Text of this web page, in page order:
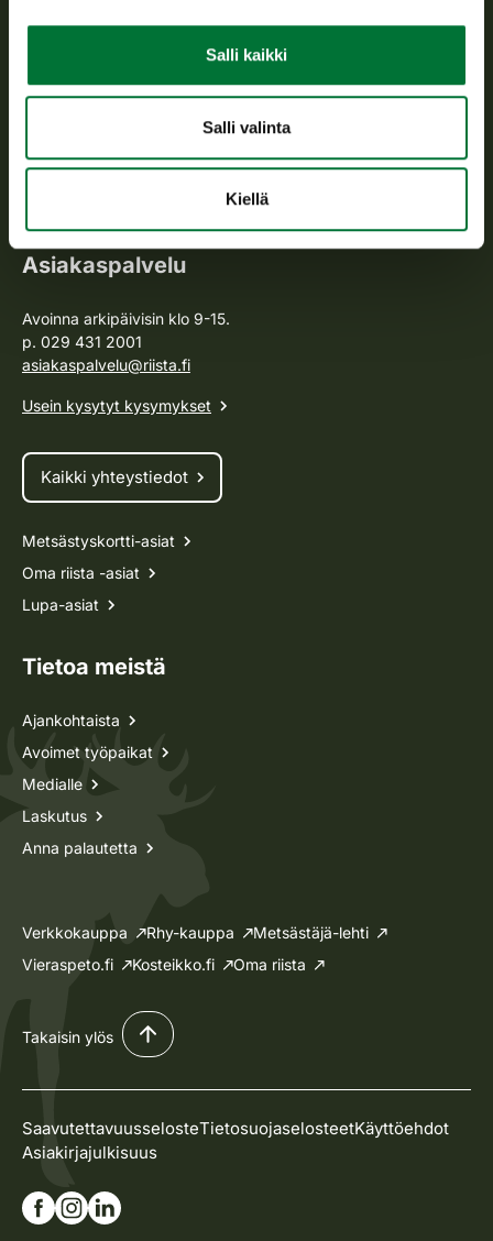
Salli kaikki
Salli valinta
Kiellä
Suomen riistakeskus
Suomen riistakeskus edistää kestävää riistataloutta, tukee
toimeenpanosta sekä vastaa sille säädetyistä julkisista
hallintotehtävistä.
Asiakaspalvelu
Avoinna arkipäivisin klo 9-15.
p. 029 431 2001
asiakaspalvelu@riista.fi
Usein kysytyt kysymykset
Kaikki yhteystiedot
Metsästyskortti-asiat
Oma riista -asiat
Lupa-asiat
Tietoa meistä
Ajankohtaista
Avoimet työpaikat
Medialle
Laskutus
Anna palautetta
Verkkokauppa Rhy-kauppa
Metsästäjä-lehti
Vieraspeto.fi
Kosteikko.fi Oma riista
Takaisin ylös
SaavutettavuusselosteTietosuojaselosteetKäyttöehdot
Asiakirjajulkisuus